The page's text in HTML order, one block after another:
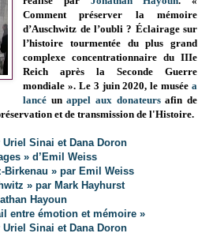
Comment préserver la mémoire
d’Auschwitz de l’oubli ? Éclairage sur
l’histoire tourmentée du plus grand
complexe concentrationnaire du IIIe
Reich après la Seconde Guerre
mondiale ». Le 3 juin 2020, le musée a
lancé unappel aux donateursafin de
et de transmission de l'Histoire.
Sinai et Dana Doron
» d’Emil Weiss
» par Emil Weiss
» par Mark Hayhurst
Hayoun
entre émotion et mémoire »
Sinai et Dana Doron